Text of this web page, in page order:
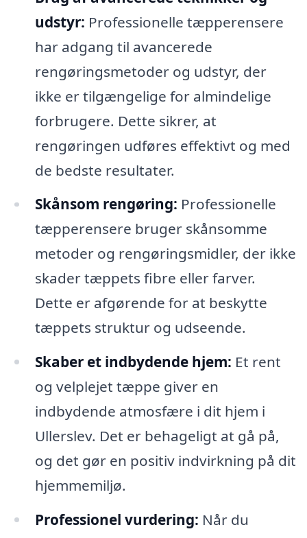
udstyr: Professionelle tæpperensere
har adgang til avancerede
rengøringsmetoder og udstyr, der
ikke er tilgængelige for almindelige
forbrugere. Dette sikrer, at
rengøringen udføres effektivt og med
de bedste resultater.
Skånsom rengøring: Professionelle
tæpperensere bruger skånsomme
metoder og rengøringsmidler, der ikke
skader tæppets fibre eller farver.
Dette er afgørende for at beskytte
tæppets struktur og udseende.
Skaber et indbydende hjem: Et rent
og velplejet tæppe giver en
indbydende atmosfære i dit hjem i
Ullerslev. Det er behageligt at gå på,
og det gør en positiv indvirkning på dit
hjemmemiljø.
Professionel vurdering: Når du